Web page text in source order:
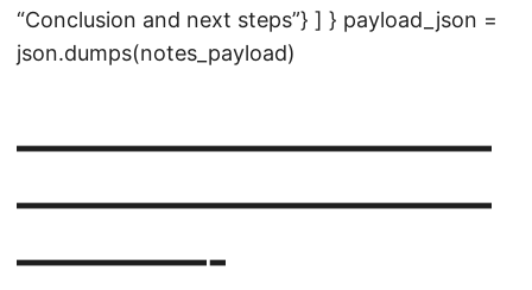
“Conclusion and next steps”} ] } payload_json =
json.dumps(notes_payload)
——————————
——————————
————-